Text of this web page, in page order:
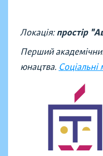
Локація:простір
Перший
юнацтва. Соціальні